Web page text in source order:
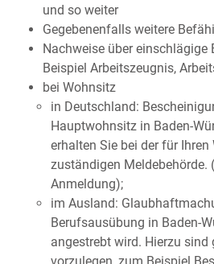
und so weiter
Gegebenenfalls weitere
Nachweise über einschlägige
Beispiel Arbeitszeugnis,
bei Wohnsitz
in Deutschland:
Hauptwohnsitz in Baden-
erhalten Sie bei der für Ihren
zuständigen Meldebehörde.
Anmeldung);
im Ausland:
Berufsausübung in Baden-
angestrebt wird. Hierzu sind